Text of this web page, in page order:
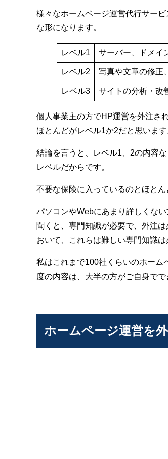
様々なホームページ運営代行サー
な形になります。
レベル1 サーバー、ドメイ
レベル2 写真や文章の修正
レベル3 サイトの分析・改
個人事業主の方でHP運営を外注さ
ほとんどがレベル1か2だと思います
結論を言うと、レベル1、2の内容
レベルだからです。
不要な保険に入っているのとほとん
パソコンやWebにあまり詳しくな
聞くと、専門知識が必要で、外注
おいて、これらは難しい専門知識は
私はこれまで100社くらいのホーム
度の内容は、大半の方がご自身でで
ホームページ運営を